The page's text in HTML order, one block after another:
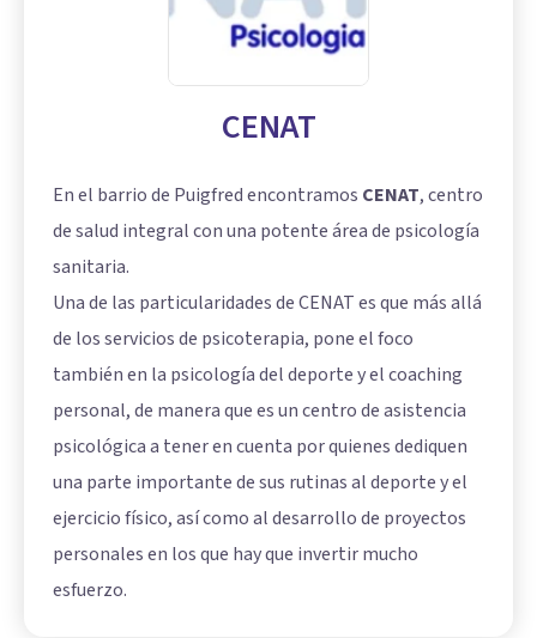
CENAT
En el barrio de Puigfred encontramos CENAT, centro
de salud integral con una potente área de psicología
sanitaria.
Una de las particularidades de CENAT es que más allá
de los servicios de psicoterapia, pone el foco
también en la psicología del deporte y el coaching
personal, de manera que es un centro de asistencia
psicológica a tener en cuenta por quienes dediquen
una parte importante de sus rutinas al deporte y el
ejercicio físico, así como al desarrollo de proyectos
personales en los que hay que invertir mucho
esfuerzo.